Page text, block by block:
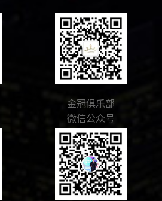
金冠俱乐部
微信公众号